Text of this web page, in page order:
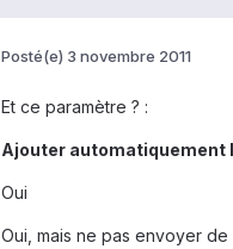
Posté(e) 3 novembre 2011
Et ce paramètre ? :
Ajouter automatiquement
Oui
Oui, mais ne pas envoyer